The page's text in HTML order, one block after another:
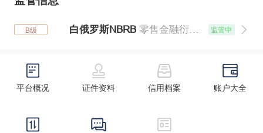
B级 白俄罗斯NBRB 零售金融衍生品牌照 监管中
平台概况 证件资料 信用档案 账户大全